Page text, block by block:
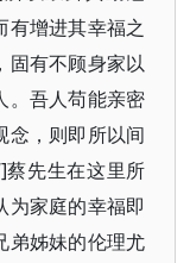
有增进其幸福之
固有不顾身家以
。吾人苟能亲密
念，则即所以间
蔡先生在这里所
为家庭的幸福即
弟姊妹的伦理尤